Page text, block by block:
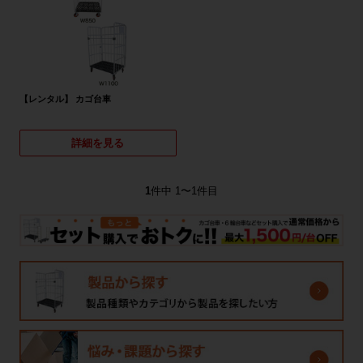
【レンタル】 カゴ台車
詳細を見る
1 件中 1〜1件目